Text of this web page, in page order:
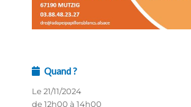
Quand ?
Le 21/11/2024
de 12h00 à 14h00